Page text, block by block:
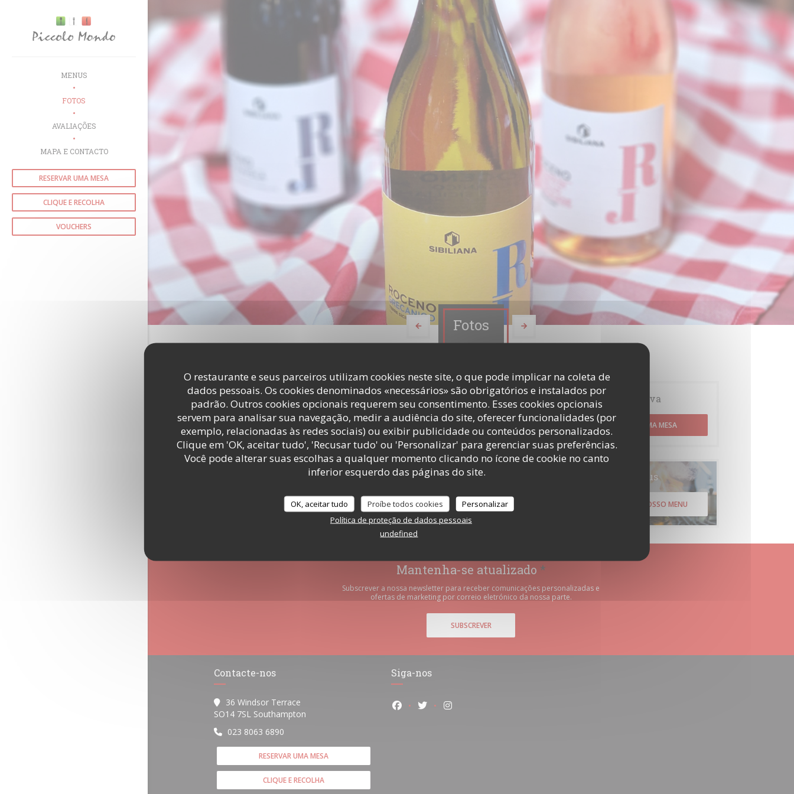
O restaurante e seus parceiros utilizam cookies neste site, o que pode implicar na coleta de
dados pessoais. Os cookies denominados «necessários» são obrigatórios e instalados por
padrão. Outros cookies opcionais requerem seu consentimento. Esses cookies opcionais
servem para analisar sua navegação, medir a audiência do site, oferecer funcionalidades (por
exemplo, relacionadas às redes sociais) ou exibir publicidade ou conteúdos personalizados.
Clique em 'OK, aceitar tudo', 'Recusar tudo' ou 'Personalizar' para gerenciar suas preferências.
Você pode alterar suas escolhas a qualquer momento clicando no ícone de cookie no canto
inferior esquerdo das páginas do site.
OK, aceitar tudo Proíbe todos cookies
Personalizar
Política de proteção de dados pessoais
undefined
MENUS
FOTOS
AVALIAÇÕES
MAPA E CONTACTO
RESERVAR UMA MESA
CLIQUE E RECOLHA
VOUCHERS
Fotos
Reserva
RESERVAR UMA MESA
Menus
DESCUBRA O NOSSO MENU
Mantenha-se atualizado *
Subscrever a nossa newsletter para receber comunicações personalizadas e
ofertas de marketing por correio eletrónico da nossa parte.
SUBSCREVER
Contacte-nos
36 Windsor Terrace
SO14 7SL Southampton ((abre numa nova janela))
023 8063 6890
RESERVAR UMA MESA
CLIQUE E RECOLHA
Siga-nos
Facebook ((abre numa nova janela))
Twitter ((abre numa nova janela))
Instagram ((abre numa nova janela))